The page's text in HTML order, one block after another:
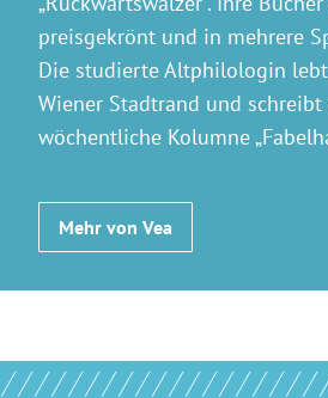
preisgekrönt und in mehrere
Die studierte Altphilologin
Wiener Stadtrand und
wöchentliche Kolumne
Mehr von Vea